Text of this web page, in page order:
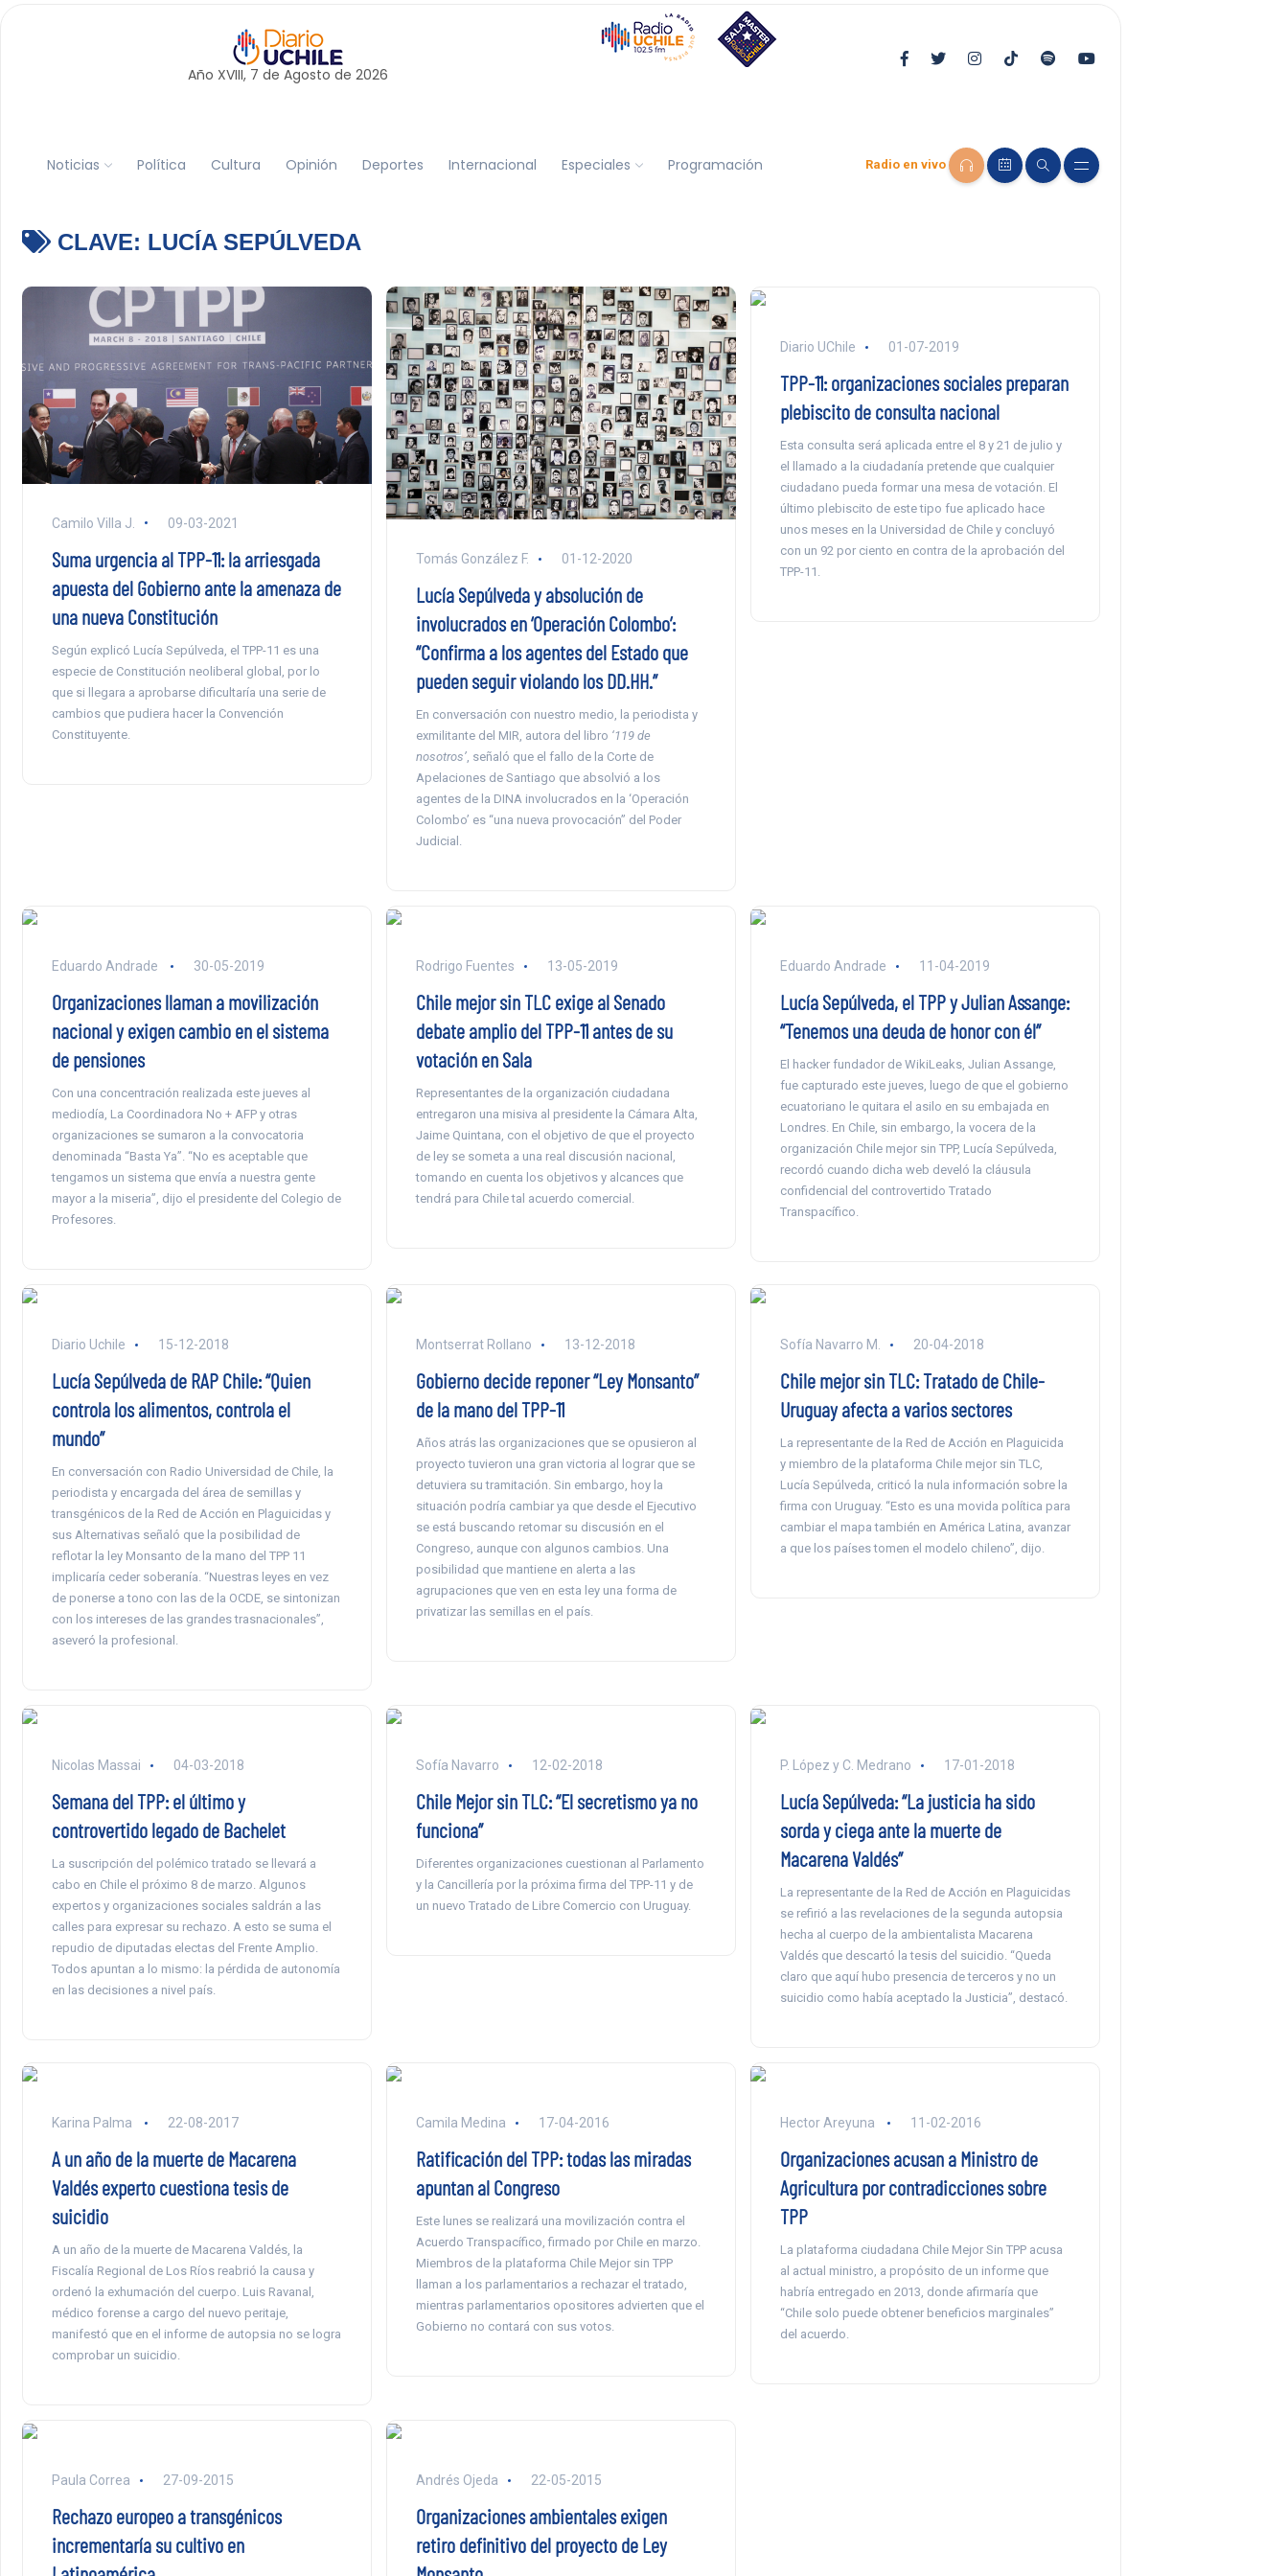
Año XVIII, 7 de Agosto de 2026
Noticias Política Cultura Opinión Deportes Internacional Especiales Programación Radio en vivo
CLAVE: LUCÍA SEPÚLVEDA
Camilo Villa J. 09-03-2021
Suma urgencia al TPP-11: la arriesgada
apuesta del Gobierno ante la amenaza de
una nueva Constitución
Según explicó Lucía Sepúlveda, el TPP-11 es una
especie de Constitución neoliberal global, por lo
que si llegara a aprobarse dificultaría una serie de
cambios que pudiera hacer la Convención
Constituyente.
Tomás González F. 01-12-2020
Lucía Sepúlveda y absolución de
involucrados en ‘Operación Colombo’:
“Confirma a los agentes del Estado que
pueden seguir violando los DD.HH.”
En conversación con nuestro medio, la periodista y
exmilitante del MIR, autora del libro ‘119 de
nosotros’, señaló que el fallo de la Corte de
Apelaciones de Santiago que absolvió a los
agentes de la DINA involucrados en la ‘Operación
Colombo’ es “una nueva provocación” del Poder
Judicial.
Diario UChile 01-07-2019
TPP-11: organizaciones sociales preparan
plebiscito de consulta nacional
Esta consulta será aplicada entre el 8 y 21 de julio y
el llamado a la ciudadanía pretende que cualquier
ciudadano pueda formar una mesa de votación. El
último plebiscito de este tipo fue aplicado hace
unos meses en la Universidad de Chile y concluyó
con un 92 por ciento en contra de la aprobación del
TPP-11.
Eduardo Andrade 30-05-2019
Organizaciones llaman a movilización
nacional y exigen cambio en el sistema
de pensiones
Con una concentración realizada este jueves al
mediodía, La Coordinadora No + AFP y otras
organizaciones se sumaron a la convocatoria
denominada “Basta Ya”. “No es aceptable que
tengamos un sistema que envía a nuestra gente
mayor a la miseria”, dijo el presidente del Colegio de
Profesores.
Rodrigo Fuentes 13-05-2019
Chile mejor sin TLC exige al Senado
debate amplio del TPP-11 antes de su
votación en Sala
Representantes de la organización ciudadana
entregaron una misiva al presidente la Cámara Alta,
Jaime Quintana, con el objetivo de que el proyecto
de ley se someta a una real discusión nacional,
tomando en cuenta los objetivos y alcances que
tendrá para Chile tal acuerdo comercial.
Eduardo Andrade 11-04-2019
Lucía Sepúlveda, el TPP y Julian Assange:
“Tenemos una deuda de honor con él”
El hacker fundador de WikiLeaks, Julian Assange,
fue capturado este jueves, luego de que el gobierno
ecuatoriano le quitara el asilo en su embajada en
Londres. En Chile, sin embargo, la vocera de la
organización Chile mejor sin TPP, Lucía Sepúlveda,
recordó cuando dicha web develó la cláusula
confidencial del controvertido Tratado
Transpacífico.
Diario Uchile 15-12-2018
Lucía Sepúlveda de RAP Chile: “Quien
controla los alimentos, controla el
mundo”
En conversación con Radio Universidad de Chile, la
periodista y encargada del área de semillas y
transgénicos de la Red de Acción en Plaguicidas y
sus Alternativas señaló que la posibilidad de
reflotar la ley Monsanto de la mano del TPP 11
implicaría ceder soberanía. “Nuestras leyes en vez
de ponerse a tono con las de la OCDE, se sintonizan
con los intereses de las grandes trasnacionales”,
aseveró la profesional.
Montserrat Rollano 13-12-2018
Gobierno decide reponer “Ley Monsanto”
de la mano del TPP-11
Años atrás las organizaciones que se opusieron al
proyecto tuvieron una gran victoria al lograr que se
detuviera su tramitación. Sin embargo, hoy la
situación podría cambiar ya que desde el Ejecutivo
se está buscando retomar su discusión en el
Congreso, aunque con algunos cambios. Una
posibilidad que mantiene en alerta a las
agrupaciones que ven en esta ley una forma de
privatizar las semillas en el país.
Sofía Navarro M. 20-04-2018
Chile mejor sin TLC: Tratado de Chile-
Uruguay afecta a varios sectores
La representante de la Red de Acción en Plaguicida
y miembro de la plataforma Chile mejor sin TLC,
Lucía Sepúlveda, criticó la nula información sobre la
firma con Uruguay. “Esto es una movida política para
cambiar el mapa también en América Latina, avanzar
a que los países tomen el modelo chileno”, dijo.
Nicolas Massai 04-03-2018
Semana del TPP: el último y
controvertido legado de Bachelet
La suscripción del polémico tratado se llevará a
cabo en Chile el próximo 8 de marzo. Algunos
expertos y organizaciones sociales saldrán a las
calles para expresar su rechazo. A esto se suma el
repudio de diputadas electas del Frente Amplio.
Todos apuntan a lo mismo: la pérdida de autonomía
en las decisiones a nivel país.
Sofía Navarro 12-02-2018
Chile Mejor sin TLC: “El secretismo ya no
funciona”
Diferentes organizaciones cuestionan al Parlamento
y la Cancillería por la próxima firma del TPP-11 y de
un nuevo Tratado de Libre Comercio con Uruguay.
P. López y C. Medrano 17-01-2018
Lucía Sepúlveda: “La justicia ha sido
sorda y ciega ante la muerte de
Macarena Valdés”
La representante de la Red de Acción en Plaguicidas
se refirió a las revelaciones de la segunda autopsia
hecha al cuerpo de la ambientalista Macarena
Valdés que descartó la tesis del suicidio. “Queda
claro que aquí hubo presencia de terceros y no un
suicidio como había aceptado la Justicia”, destacó.
Karina Palma 22-08-2017
A un año de la muerte de Macarena
Valdés experto cuestiona tesis de
suicidio
A un año de la muerte de Macarena Valdés, la
Fiscalía Regional de Los Ríos reabrió la causa y
ordenó la exhumación del cuerpo. Luis Ravanal,
médico forense a cargo del nuevo peritaje,
manifestó que en el informe de autopsia no se logra
comprobar un suicidio.
Camila Medina 17-04-2016
Ratificación del TPP: todas las miradas
apuntan al Congreso
Este lunes se realizará una movilización contra el
Acuerdo Transpacífico, firmado por Chile en marzo.
Miembros de la plataforma Chile Mejor sin TPP
llaman a los parlamentarios a rechazar el tratado,
mientras parlamentarios opositores advierten que el
Gobierno no contará con sus votos.
Hector Areyuna 11-02-2016
Organizaciones acusan a Ministro de
Agricultura por contradicciones sobre
TPP
La plataforma ciudadana Chile Mejor Sin TPP acusa
al actual ministro, a propósito de un informe que
habría entregado en 2013, donde afirmaría que
“Chile solo puede obtener beneficios marginales”
del acuerdo.
Paula Correa 27-09-2015
Rechazo europeo a transgénicos
incrementaría su cultivo en
Andrés Ojeda 22-05-2015
Organizaciones ambientales exigen
retiro definitivo del proyecto de Ley